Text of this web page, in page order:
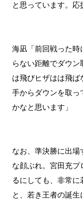
と思っています。応
海凪「前回戦った時
らない距離でダウ
は飛びヒザはは飛ば
手からダウンを取っ
かなと思います」
なお、準決勝に出場
な顔ぶれ。宮田充プ
るにしても、非常に
と、若き王者の誕生